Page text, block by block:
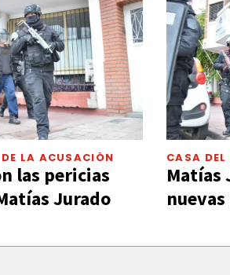
LA ACUSACIÓN
las pericias
Jurado
CASA DEL
Matías